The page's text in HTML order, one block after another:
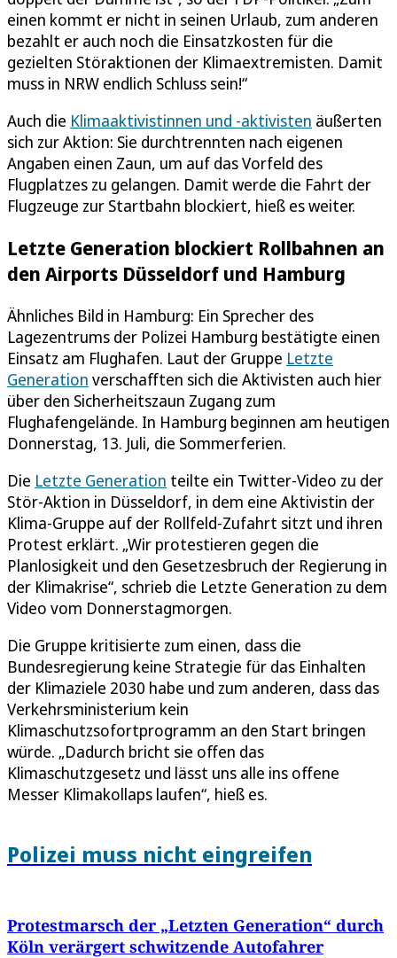
einen kommt er nicht in seinen Urlaub, zum anderen
bezahlt er auch noch die Einsatzkosten für die
gezielten Störaktionen der Klimaextremisten. Damit
muss in NRW endlich Schluss sein!“
Auch die Klimaaktivistinnen und -aktivisten äußerten
sich zur Aktion: Sie durchtrennten nach eigenen
Angaben einen Zaun, um auf das Vorfeld des
Flugplatzes zu gelangen. Damit werde die Fahrt der
Flugzeuge zur Startbahn blockiert, hieß es weiter.
Letzte Generation blockiert Rollbahnen an
den Airports Düsseldorf und Hamburg
Ähnliches Bild in Hamburg: Ein Sprecher des
Lagezentrums der Polizei Hamburg bestätigte einen
Einsatz am Flughafen. Laut der Gruppe Letzte
Generation verschafften sich die Aktivisten auch hier
über den Sicherheitszaun Zugang zum
Flughafengelände. In Hamburg beginnen am heutigen
Donnerstag, 13. Juli, die Sommerferien.
Die Letzte Generation teilte ein Twitter-Video zu der
Stör-Aktion in Düsseldorf, in dem eine Aktivistin der
Klima-Gruppe auf der Rollfeld-Zufahrt sitzt und ihren
Protest erklärt. „Wir protestieren gegen die
Planlosigkeit und den Gesetzesbruch der Regierung in
der Klimakrise“, schrieb die Letzte Generation zu dem
Video vom Donnerstagmorgen.
Die Gruppe kritisierte zum einen, dass die
Bundesregierung keine Strategie für das Einhalten
der Klimaziele 2030 habe und zum anderen, dass das
Verkehrsministerium kein
Klimaschutzsofortprogramm an den Start bringen
würde. „Dadurch bricht sie offen das
Klimaschutzgesetz und lässt uns alle ins offene
Messer Klimakollaps laufen“, hieß es.
Polizei muss nicht eingreifen
Protestmarsch der „Letzten Generation“ durch
Köln verärgert schwitzende Autofahrer